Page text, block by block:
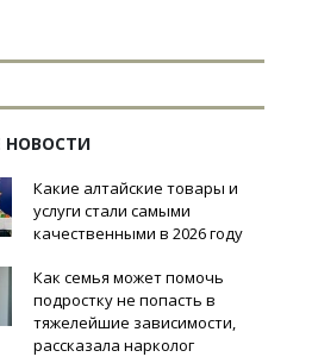
НОВОСТИ
Какие алтайские товары и
услуги стали самыми
качественными в 2026 году
Как семья может помочь
подростку не попасть в
тяжелейшие зависимости,
рассказала нарколог